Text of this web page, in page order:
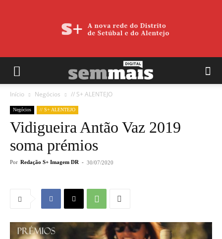
Início Negócios // S+ ALENTEJO
Negócios // S+ ALENTEJO
Vidigueira Antão Vaz 2019
soma prémios
Por Redação S+ Imagem DR - 30/07/2020